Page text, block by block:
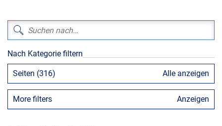
Niederspannung
Kabelgarnituren
Referenzen
Downloads
Presse & Events
Nach Kategorie filtern
Seiten (316) Alle anzeigen
More filters Anzeigen